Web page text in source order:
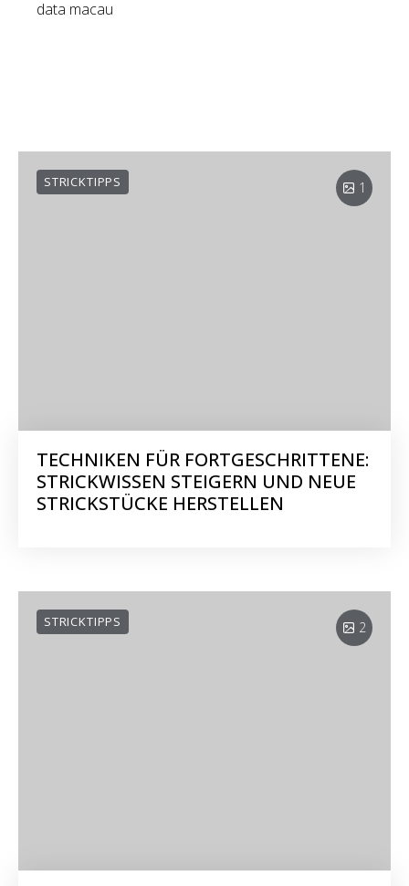
data macau
1
STRICKTIPPS
TECHNIKEN FÜR FORTGESCHRITTENE:
STRICKWISSEN STEIGERN UND NEUE
STRICKSTÜCKE HERSTELLEN
2
STRICKTIPPS